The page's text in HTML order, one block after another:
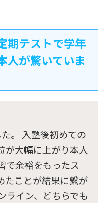
期テストで学年
人が驚いていま
。 入塾後初めての
が大幅に上がり本人
で余裕をもったス
たことが結果に繋が
ライン、どちらでも